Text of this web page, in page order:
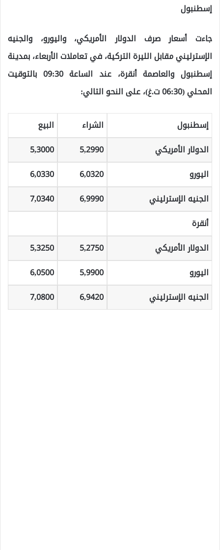
إسطنبول
جاءت أسعار صرف الدولار الأمريكي، واليورو، والجنيه
الإسترليني مقابل الليرة التركية، في تعاملات الأربعاء، بمدينة
إسطنبول والعاصمة أنقرة، عند الساعة 09:30 بالتوقيت
المحلي (06:30 ت.غ)، على النحو التالي:
إسطنبول الشراء
البيع
الدولار الأمريكي
5,2990
5,3000
اليورو
6,0320
6,0330
الجنيه الإسترليني
6,9990
7,0340
أنقرة
الدولار الأمريكي
5,2750
5,3250
اليورو
5,9900
6,0500
الجنيه الإسترليني
6,9420
7,0800